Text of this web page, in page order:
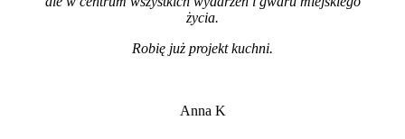
życia.
Robię już projekt kuchni.
Anna K